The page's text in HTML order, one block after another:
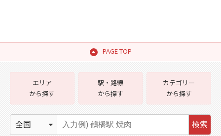
PAGE TOP
エリア
から探す
駅・路線
から探す
カテゴリー
から探す
検索